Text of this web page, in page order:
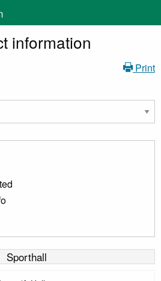
information
Print
Sporthall